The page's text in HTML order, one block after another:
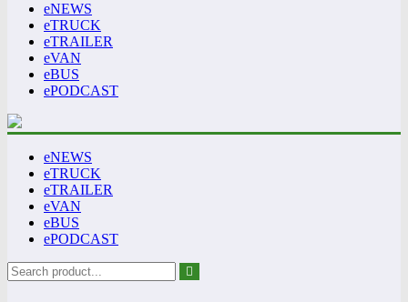
eNEWS
eTRUCK
eTRAILER
eVAN
eBUS
ePODCAST
eNEWS
eTRUCK
eTRAILER
eVAN
eBUS
ePODCAST